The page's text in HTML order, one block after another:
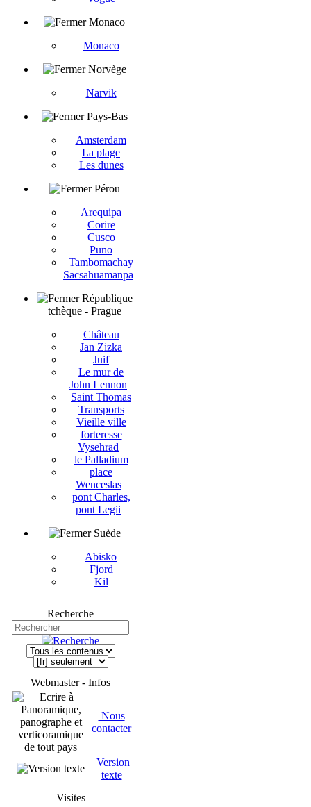
Monaco
Monaco
Norvège
Narvik
Pays-Bas
Amsterdam
La plage
Les dunes
Pérou
Arequipa
Corire
Cusco
Puno
Tambomachay
Sacsahuamanpa
République
tchèque - Prague
Château
Jan Zizka
Juif
Le mur de
John Lennon
Saint Thomas
Transports
Vieille ville
forteresse
Vysehrad
le Palladium
place
Wenceslas
pont Charles,
pont Legii
Suède
Abisko
Fjord
Kil
Recherche
Webmaster - Infos
Nous
contacter
Version
texte
Visites